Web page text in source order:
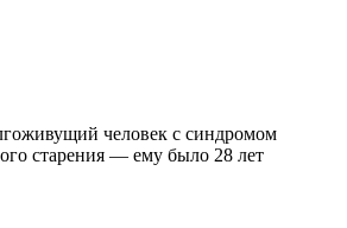
человек с синдромом
старения — ему было 28 лет